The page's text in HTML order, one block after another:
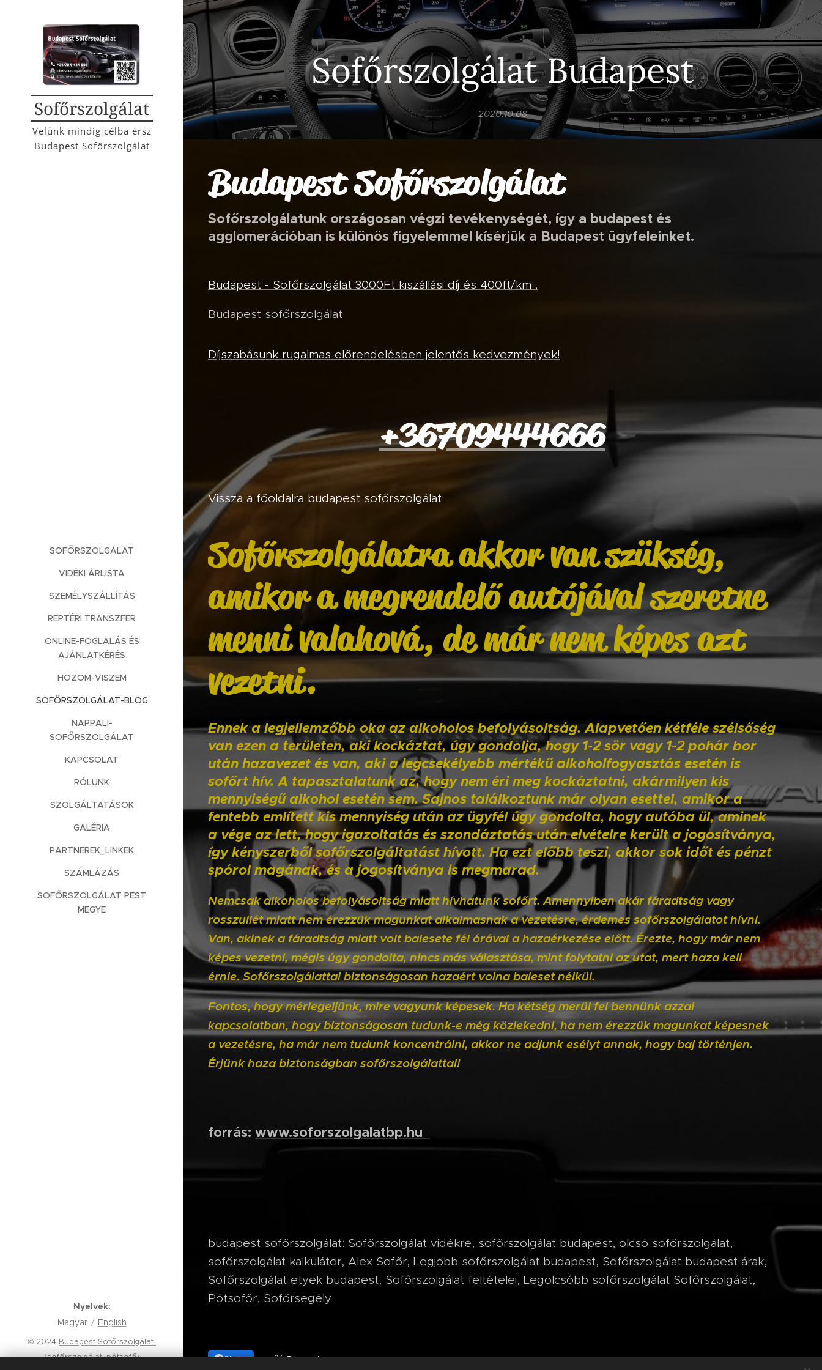
Sofőrszolgálat
Velünk mindig célba érsz
Budapest Sofőrszolgálat
SOFŐRSZOLGÁLAT
VIDÉKI ÁRLISTA
SZEMÉLYSZÁLLÍTÁS
REPTÉRI TRANSZFER
ONLINE-FOGLALÁS ÉS
AJÁNLATKÉRÉS
HOZOM-VISZEM
SOFŐRSZOLGÁLAT-BLOG
NAPPALI-
SOFŐRSZOLGÁLAT
KAPCSOLAT
RÓLUNK
SZOLGÁLTATÁSOK
GALÉRIA
PARTNEREK_LINKEK
SZÁMLÁZÁS
SOFŐRSZOLGÁLAT PEST
MEGYE
Sofőrszolgálat Budapest
2020.10.08
Budapest Sofőrszolgálat
Sofőrszolgálatunk országosan végzi tevékenységét, így a budapest és
agglomerációban is különös figyelemmel kísérjük a Budapest ügyfeleinket.
Budapest - Sofőrszolgálat 3000Ft kiszállási díj és 400ft/km .
Budapest sofőrszolgálat
Díjszabásunk rugalmas előrendelésben jelentős kedvezmények!
+36709444666
Vissza a főoldalra budapest sofőrszolgálat
Sofőrszolgálatra akkor van szükség,
amikor a megrendelő autójával szeretne
menni valahová, de már nem képes azt
vezetni.
Ennek a legjellemzőbb oka az alkoholos befolyásoltság. Alapvetően kétféle szélsőség
van ezen a területen, aki kockáztat, úgy gondolja, hogy 1-2 sör vagy 1-2 pohár bor
után hazavezet és van, aki a legcsekélyebb mértékű alkoholfogyasztás esetén is
sofőrt hív. A tapasztalatunk az, hogy nem éri meg kockáztatni, akármilyen kis
mennyiségű alkohol esetén sem. Sajnos találkoztunk már olyan esettel, amikor a
fentebb említett kis mennyiség után az ügyfél úgy gondolta, hogy autóba ül, aminek
a vége az lett, hogy igazoltatás és szondáztatás után elvételre került a jogosítványa,
így kényszerből sofőrszolgáltatást hívott. Ha ezt előbb teszi, akkor sok időt és pénzt
spórol magának, és a jogosítványa is megmarad.
Nemcsak alkoholos befolyásoltság miatt hívhatunk sofőrt. Amennyiben akár fáradtság vagy
rosszullét miatt nem érezzük magunkat alkalmasnak a vezetésre, érdemes sofőrszolgálatot hívni.
Van, akinek a fáradtság miatt volt balesete fél órával a hazaérkezése előtt. Érezte, hogy már nem
képes vezetni, mégis úgy gondolta, nincs más választása, mint folytatni az utat, mert haza kell
érnie. Sofőrszolgálattal biztonságosan hazaért volna baleset nélkül.
Fontos, hogy mérlegeljünk, mire vagyunk képesek. Ha kétség merül fel bennünk azzal
kapcsolatban, hogy biztonságosan tudunk-e még közlekedni, ha nem érezzük magunkat képesnek
a vezetésre, ha már nem tudunk koncentrálni, akkor ne adjunk esélyt annak, hogy baj történjen.
Érjünk haza biztonságban sofőrszolgálattal!
forrás: www.soforszolgalatbp.hu
budapest sofőrszolgálat: Sofőrszolgálat vidékre, sofőrszolgálat budapest, olcsó sofőrszolgálat,
sofőrszolgálat kalkulátor, Alex Sofőr, Legjobb sofőrszolgálat budapest, Sofőrszolgálat budapest árak,
Sofőrszolgálat etyek budapest, Sofőrszolgálat feltételei, Legolcsóbb sofőrszolgálat Sofőrszolgálat,
Pótsofőr, Sofőrsegély
Share
© 2024 Budapest Sofőrszolgálat
(sofőrszolgálat, pótsofőr,
Nyelvek
Magyar
English